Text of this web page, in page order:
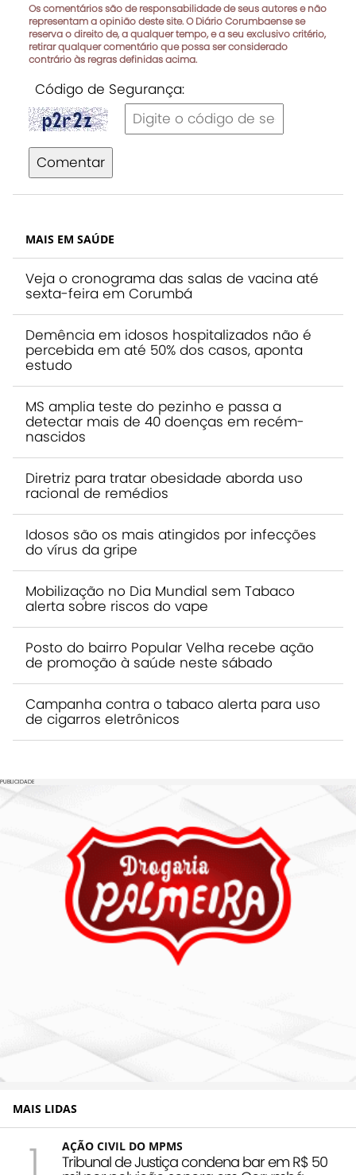
Os comentários são de responsabilidade de seus autores e não
representam a opinião deste site. O Diário Corumbaense se
reserva o direito de, a qualquer tempo, e a seu exclusivo critério,
retirar qualquer comentário que possa ser considerado
contrário às regras definidas acima.
Código de Segurança:
Comentar
MAIS EM SAÚDE
Veja o cronograma das salas de vacina até
sexta-feira em Corumbá
Demência em idosos hospitalizados não é
percebida em até 50% dos casos, aponta
estudo
MS amplia teste do pezinho e passa a
detectar mais de 40 doenças em recém-
nascidos
Diretriz para tratar obesidade aborda uso
racional de remédios
Idosos são os mais atingidos por infecções
do vírus da gripe
Mobilização no Dia Mundial sem Tabaco
alerta sobre riscos do vape
Posto do bairro Popular Velha recebe ação
de promoção à saúde neste sábado
Campanha contra o tabaco alerta para uso
de cigarros eletrônicos
PUBLICIDADE
MAIS LIDAS
1 AÇÃO CIVIL DO MPMS
Tribunal de Justiça condena bar em R$ 50